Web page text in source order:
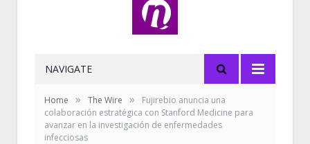
NAVIGATE
Home » The Wire »
Fujirebio anuncia una
colaboración estratégica con Stanford Medicine para
avanzar en la investigación de enfermedades
infecciosas